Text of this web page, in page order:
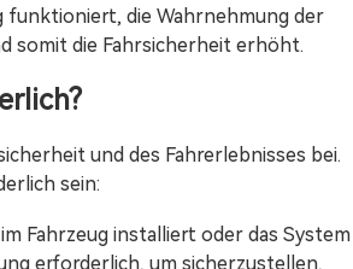
funktioniert, die Wahrnehmung der
somit die Fahrsicherheit erhöht.
und des Fahrerlebnisses bei.
sein:
Fahrzeug installiert oder das System
erforderlich, um sicherzustellen,